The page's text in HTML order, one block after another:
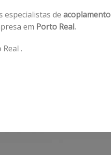
especialistas de acoplamento
em Porto Real.
.